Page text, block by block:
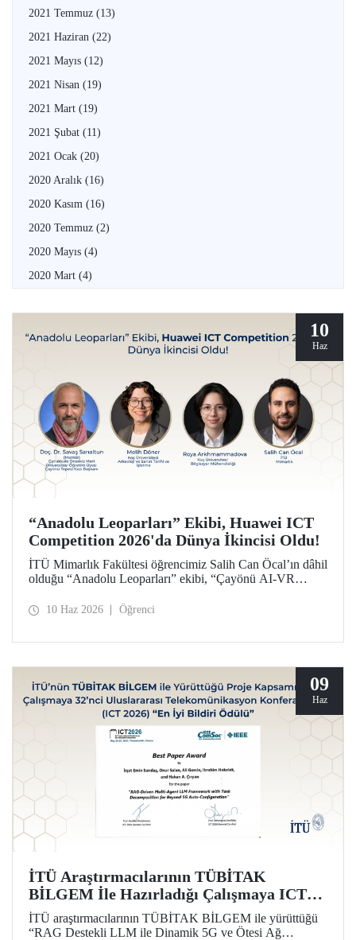
2021 Temmuz (13)
2021 Haziran (22)
2021 Mayıs (12)
2021 Nisan (19)
2021 Mart (19)
2021 Şubat (11)
2021 Ocak (20)
2020 Aralık (16)
2020 Kasım (16)
2020 Temmuz (2)
2020 Mayıs (4)
2020 Mart (4)
10
Haz
“Anadolu Leoparları” Ekibi, Huawei ICT
Competition 2026'da Dünya İkincisi Oldu!
İTÜ Mimarlık Fakültesi öğrencimiz Salih Can Öcal’ın dâhil
olduğu “Anadolu Leoparları” ekibi, “Çayönü AI-VR
2026’da inovasyon kategorisinde dünya ikincisi oldu.
10 Haz 2026 Öğrenci
09
Haz
İTÜ Araştırmacılarının TÜBİTAK
BİLGEM İle Hazırladığı Çalışmaya ICT
2026’da En İyi Bildiri Ödülü
İTÜ araştırmacılarının TÜBİTAK BİLGEM ile yürüttüğü
“RAG Destekli LLM ile Dinamik 5G ve Ötesi Ağ